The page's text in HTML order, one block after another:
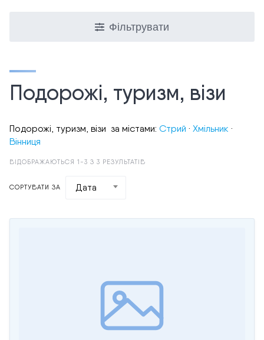
Фільтрувати
Подорожі, туризм, візи
Подорожі, туризм, візи за містами: Стрий · Хмільник ·
Вінниця
ВІДОБРАЖАЮТЬСЯ 1-3 З 3 РЕЗУЛЬТАТІВ
СОРТУВАТИ ЗА Дата